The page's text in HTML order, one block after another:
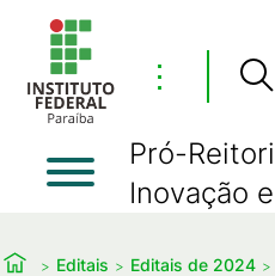
⋮
Pró-
Inovação
Editais Editais de 2024